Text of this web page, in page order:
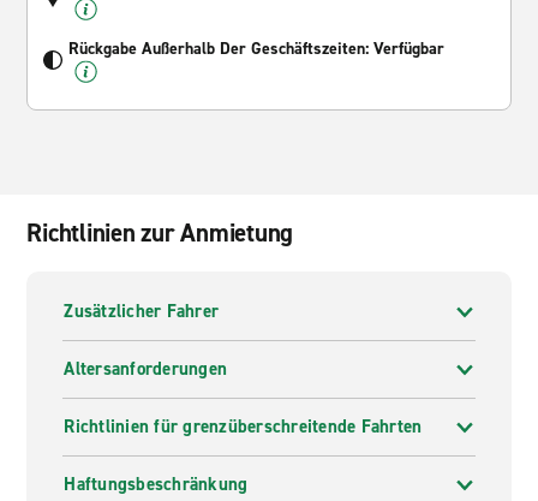
Rückgabe Außerhalb Der Geschäftszeiten: Verfügbar
Richtlinien zur Anmietung
Zusätzlicher Fahrer
Altersanforderungen
Richtlinien für grenzüberschreitende Fahrten
Haftungsbeschränkung